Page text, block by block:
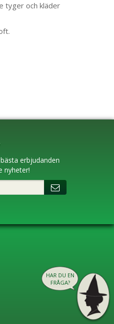
HAR DU EN
FRÅGA?
tyger och kläder
erbjudanden
nyheter!